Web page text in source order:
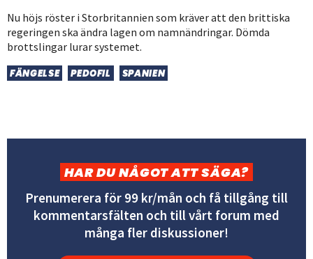
Nu höjs röster i Storbritannien som kräver att den brittiska
regeringen ska ändra lagen om namnändringar. Dömda
brottslingar lurar systemet.
FÄNGELSE PEDOFIL SPANIEN
HAR DU NÅGOT ATT SÄGA?
Prenumerera för 99 kr/mån och få tillgång till
kommentarsfälten och till vårt forum med
många fler diskussioner!